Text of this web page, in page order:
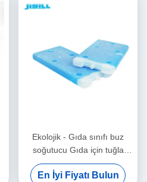
Ekolojik - Gıda sınıfı buz
soğutucu Gıda için tuğla
Gıda için uzun süreli nakliye
Dondurulmuş
En İyi Fiyatı Bulun